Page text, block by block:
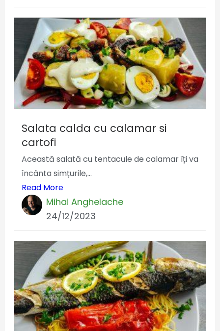
Salata calda cu calamar si
cartofi
Această salată cu tentacule de calamar îți va
încânta simțurile,...
Read More
Mihai Anghelache
24/12/2023